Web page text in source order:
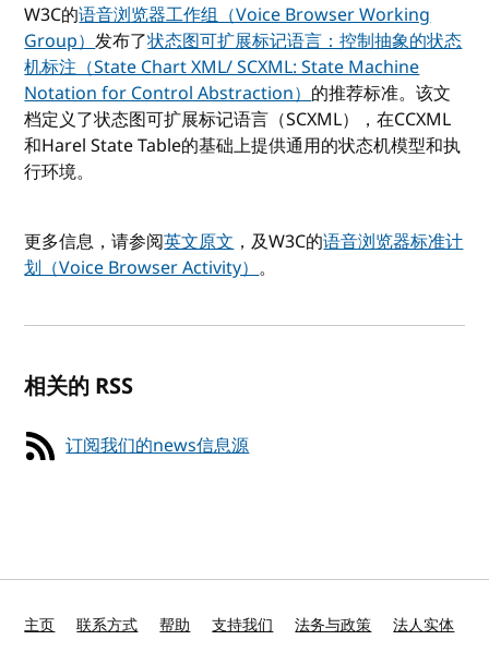
W3C的语音浏览器工作组（Voice Browser Working
Group）发布了状态图可扩展标记语言：控制抽象的状态
机标注（State Chart XML/ SCXML: State Machine
Notation for Control Abstraction）的推荐标准。该文
档定义了状态图可扩展标记语言（SCXML），在CCXML
和Harel State Table的基础上提供通用的状态机模型和执
行环境。
更多信息，请参阅英文原文，及W3C的语音浏览器标准计
划（Voice Browser Activity）。
相关的 RSS
订阅我们的news信息源
主页 联系方式 帮助 支持我们 法务与政策 法人实体